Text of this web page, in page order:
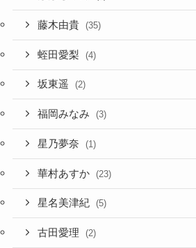
藤木由貴 (35)
蛭田愛梨 (4)
坂東遥 (2)
福岡みなみ (3)
星乃夢奈 (1)
華村あすか (23)
星名美津紀 (5)
古田愛理 (2)